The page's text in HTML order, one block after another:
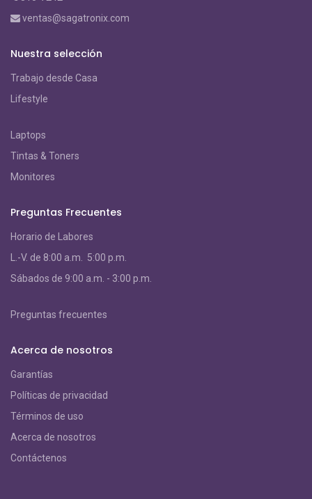
ventas@sagatronix.com
Nuestra selección
Trabajo desde Casa
Lifestyle
Laptops
Tintas & Toners
Monitores
Preguntas Frecuentes
Horario de Labores
L.-V. de 8:00 a.m. 5:00 p.m.
Sábados de 9:00 a.m. - 3:00 p.m.
Preguntas frecuentes
Acerca de nosotros
Garantías
Políticas de privacidad
Términos de uso
Acerca de nosotros
Contáctenos